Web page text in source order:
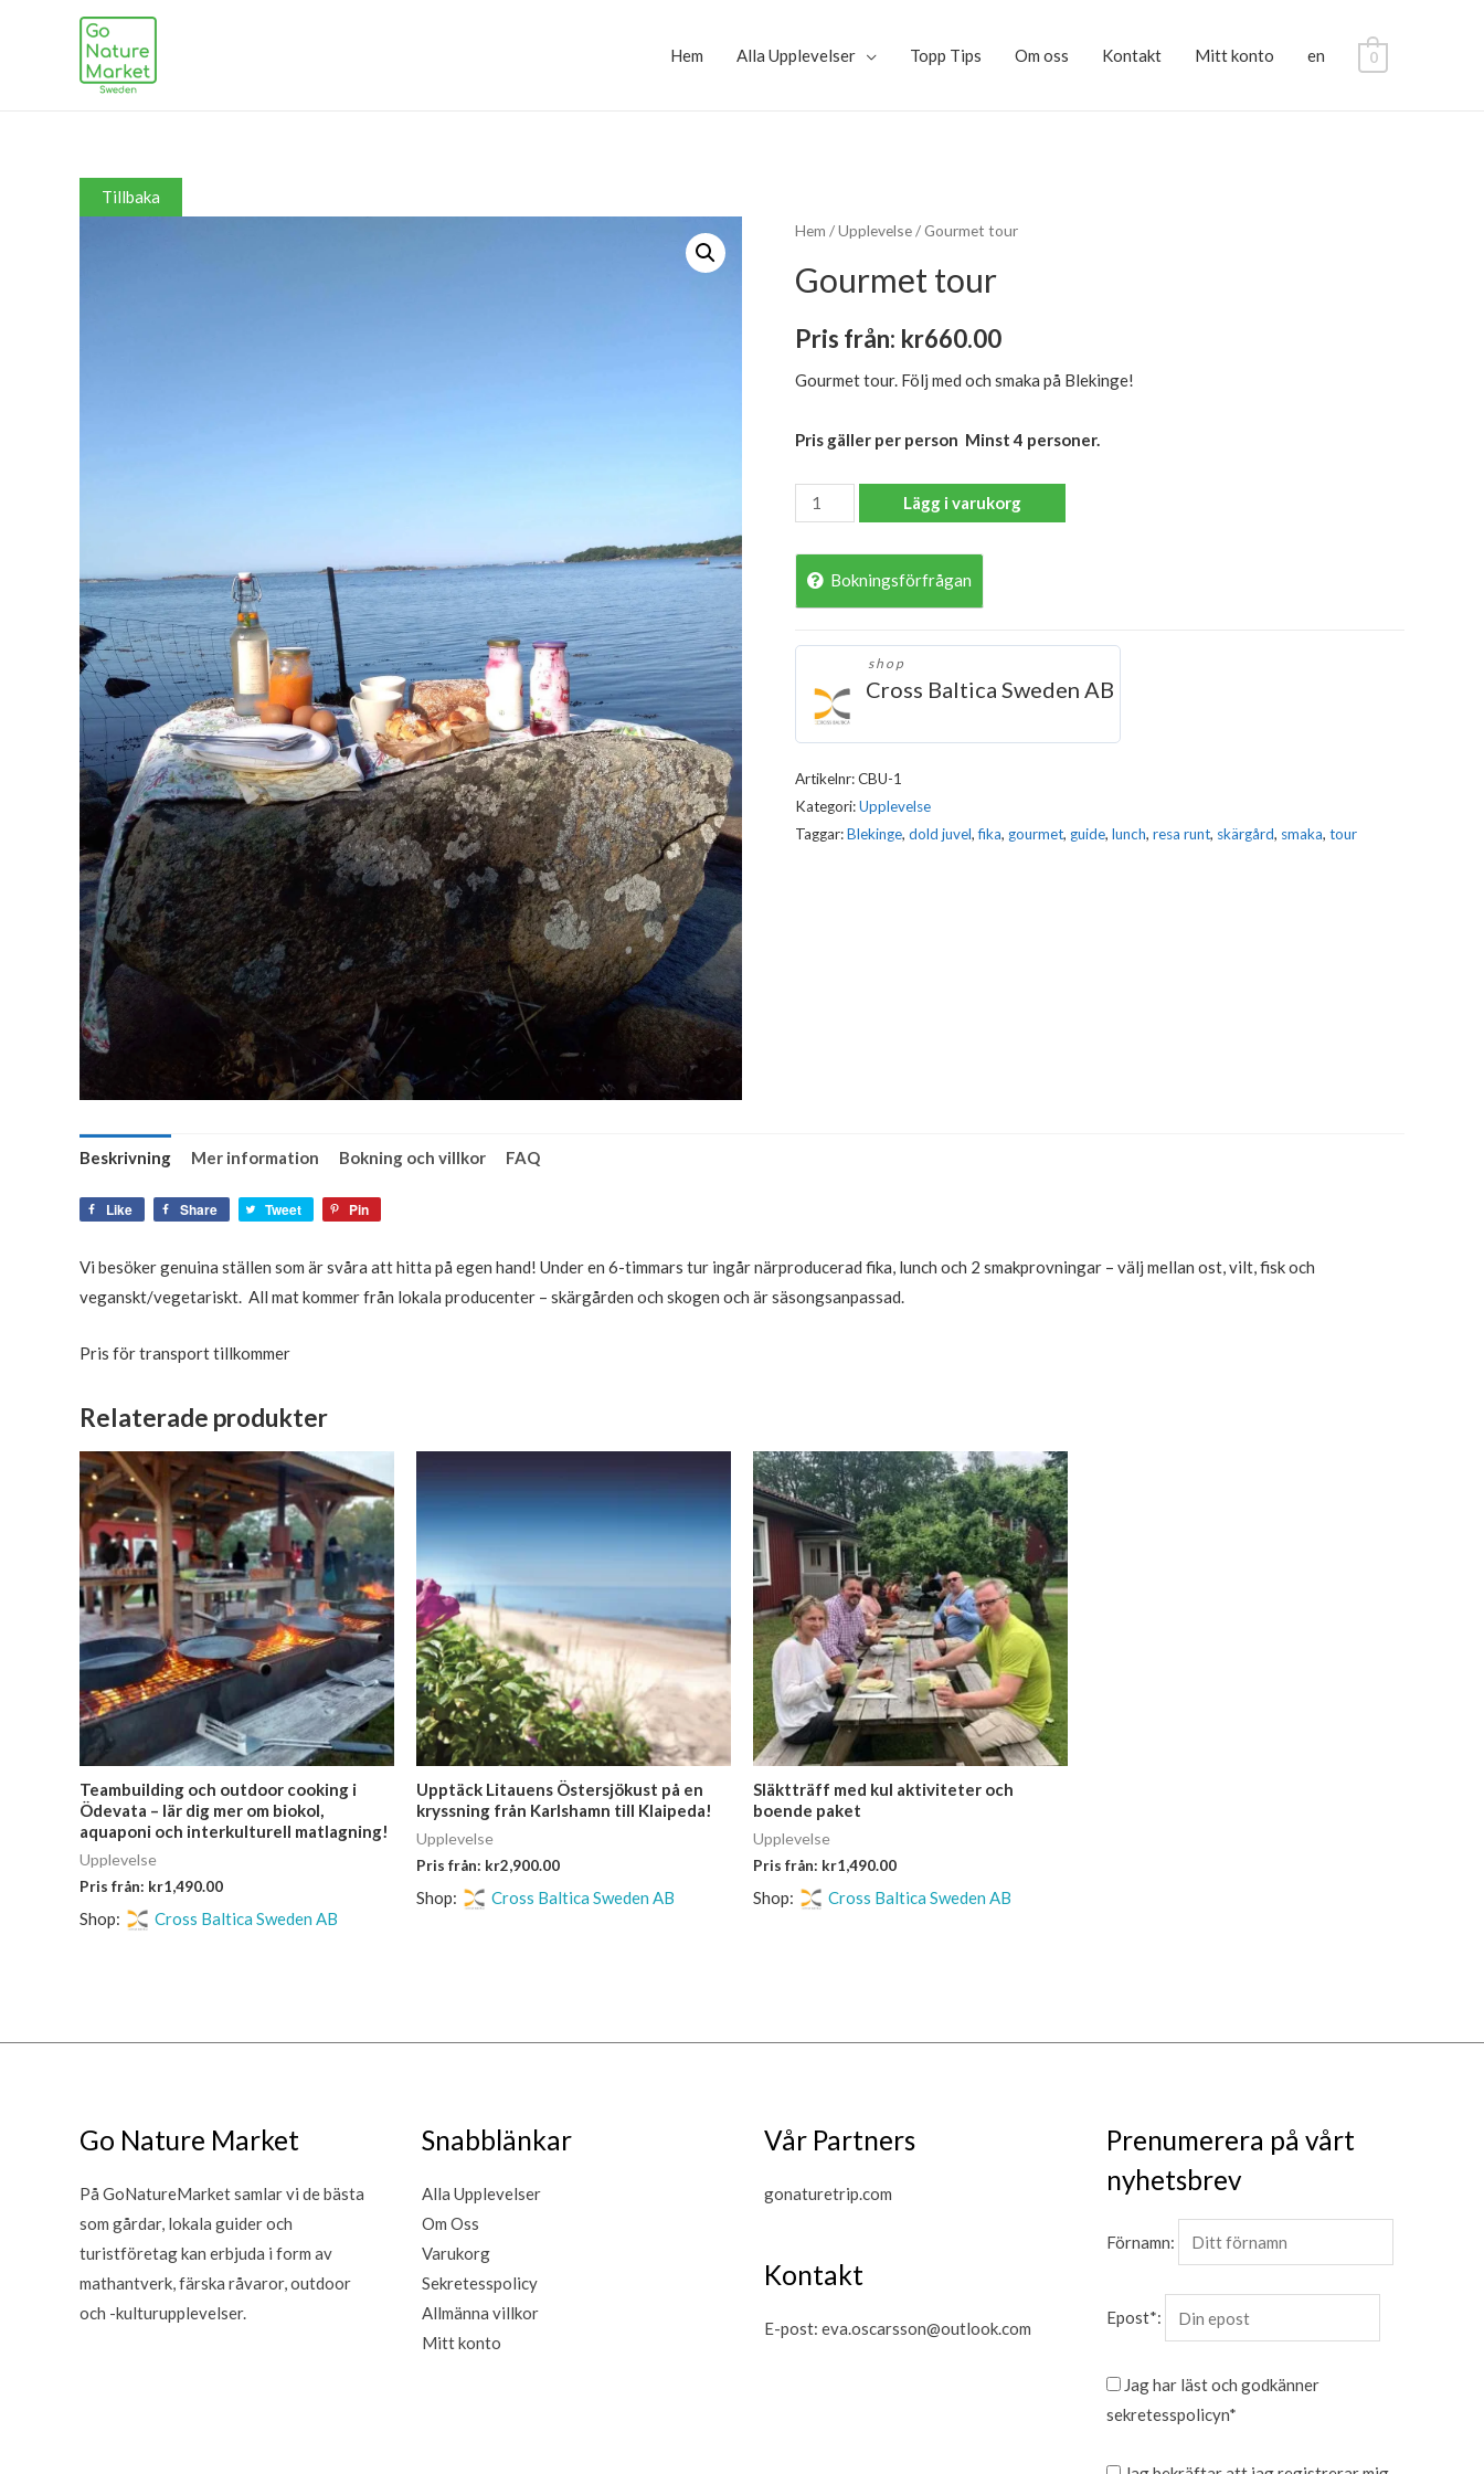
Hem Alla Upplevelser Topp Tips Om oss Kontakt Mitt konto en 0
Tillbaka
Hem /Upplevelse/ Gourmet tour
Gourmet tour
Pris från: kr660.00
Gourmet tour. Följ med och smaka på Blekinge!
Pris gäller per person Minst 4 personer.
Gourmet
tour
mängd
Lägg i varukorg
Bokningsförfrågan
shop
Cross Baltica Sweden AB
Artikelnr:CBU-1
Kategori:Upplevelse
Taggar:Blekinge, dold juvel,fika, gourmet, guide, lunch, resa runt, skärgård, smaka, tour
Beskrivning Mer information Bokning och villkor FAQ
Like Share Tweet Pin
Vi besöker genuina ställen som är svåra att hitta på egen hand! Under en 6-timmars tur ingår närproducerad fika, lunch och 2 smakprovningar – välj mellan ost, vilt, fisk och
veganskt/vegetariskt. All mat kommer från lokala producenter – skärgården och skogen och är säsongsanpassad.
Pris för transport tillkommer
Relaterade produkter
Teambuilding och outdoor cooking i
Ödevata – lär dig mer om biokol,
aquaponi och interkulturell matlagning!
Upplevelse
Pris från: kr1,490.00
Shop: Cross Baltica Sweden AB
Upptäck Litauens Östersjökust på en
kryssning från Karlshamn till Klaipeda!
Upplevelse
Pris från: kr2,900.00
Shop: Cross Baltica Sweden AB
Släktträff med kul aktiviteter och
boende paket
Upplevelse
Pris från: kr1,490.00
Shop: Cross Baltica Sweden AB
Go Nature Market
På GoNatureMarket samlar vi de bästa
som gårdar, lokala guider och
turistföretag kan erbjuda i form av
mathantverk, färska råvaror, outdoor
och -kulturupplevelser.
Snabblänkar
Alla Upplevelser
Om Oss
Varukorg
Sekretesspolicy
Allmänna villkor
Mitt konto
Vår Partners
gonaturetrip.com
Kontakt
E-post: eva.oscarsson@outlook.com
Prenumerera på vårt
nyhetsbrev
Förnamn:
Epost*:
Jag har läst och godkänner
sekretesspolicyn*